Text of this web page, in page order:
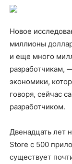
Новое
миллионы
и еще много
разработчикам,
экономики,
говоря, сейчас
разработчиком.
Двенадцать лет
Store с 500
существует